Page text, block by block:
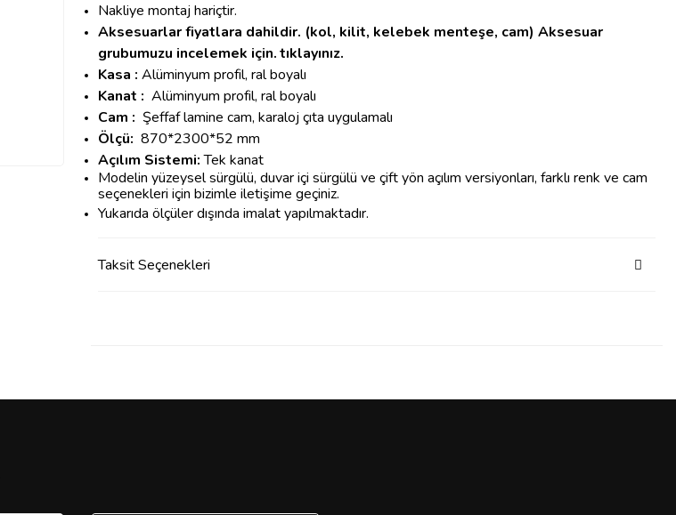
Nakliye montaj hariçtir.
Aksesuarlar fiyatlara dahildir. (kol, kilit, kelebek menteşe, cam) Aksesuar
grubumuzu incelemek için.tıklayınız.
Kasa : Alüminyum profil, ral boyalı
Kanat : Alüminyum profil, ral boyalı
Cam : Şeffaflamine cam, karaloj çıta uygulamalı
Ölçü: 870*2300*52 mm
Açılım Sistemi:Tek kanat
Modelin yüzeysel sürgülü, duvar içi sürgülü ve çift yön açılım versiyonları, farklı renk ve cam
seçenekleri için bizimle iletişime geçiniz.
Yukarıda ölçüler dışında imalat yapılmaktadır.
Taksit Seçenekleri